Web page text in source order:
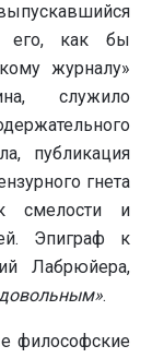
его, как бы
журналу»
служило
публикация
гнета
смелости и
Эпиграф к
Лабрюйера,
.
философские